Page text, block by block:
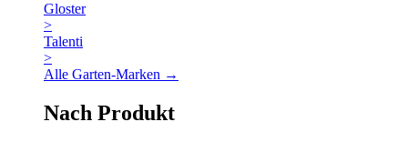
Gloster
>
Talenti
>
Alle Garten-Marken →
Nach Produkt